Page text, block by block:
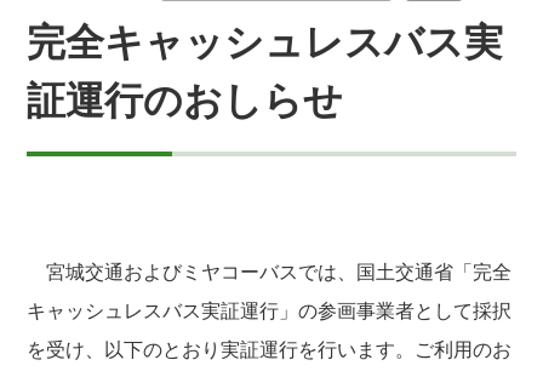
完全キャッシュレスバス実
証運行のおしらせ
宮城交通およびミヤコーバスでは、国土交通省「完全
キャッシュレスバス実証運行」の参画事業者として採択
を受け、以下のとおり実証運行を行います。ご利用のお